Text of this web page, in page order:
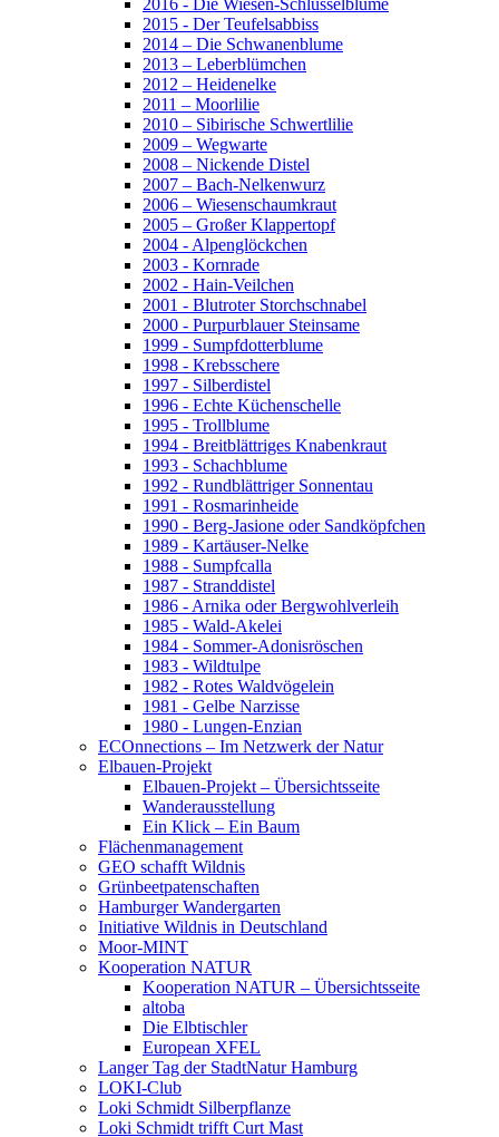
2016 - Die Wiesen-Schlüsselblume
2015 - Der Teufelsabbiss
2014 – Die Schwanenblume
2013 – Leberblümchen
2012 – Heidenelke
2011 – Moorlilie
2010 – Sibirische Schwertlilie
2009 – Wegwarte
2008 – Nickende Distel
2007 – Bach-Nelkenwurz
2006 – Wiesenschaumkraut
2005 – Großer Klappertopf
2004 - Alpenglöckchen
2003 - Kornrade
2002 - Hain-Veilchen
2001 - Blutroter Storchschnabel
2000 - Purpurblauer Steinsame
1999 - Sumpfdotterblume
1998 - Krebsschere
1997 - Silberdistel
1996 - Echte Küchenschelle
1995 - Trollblume
1994 - Breitblättriges Knabenkraut
1993 - Schachblume
1992 - Rundblättriger Sonnentau
1991 - Rosmarinheide
1990 - Berg-Jasione oder Sandköpfchen
1989 - Kartäuser-Nelke
1988 - Sumpfcalla
1987 - Stranddistel
1986 - Arnika oder Bergwohlverleih
1985 - Wald-Akelei
1984 - Sommer-Adonisröschen
1983 - Wildtulpe
1982 - Rotes Waldvögelein
1981 - Gelbe Narzisse
1980 - Lungen-Enzian
ECOnnections – Im Netzwerk der Natur
Elbauen-Projekt
Elbauen-Projekt – Übersichtsseite
Wanderausstellung
Ein Klick – Ein Baum
Flächenmanagement
GEO schafft Wildnis
Grünbeetpatenschaften
Hamburger Wandergarten
Initiative Wildnis in Deutschland
Moor-MINT
Kooperation NATUR
Kooperation NATUR – Übersichtsseite
altoba
Die Elbtischler
European XFEL
Langer Tag der StadtNatur Hamburg
LOKI-Club
Loki Schmidt Silberpflanze
Loki Schmidt trifft Curt Mast